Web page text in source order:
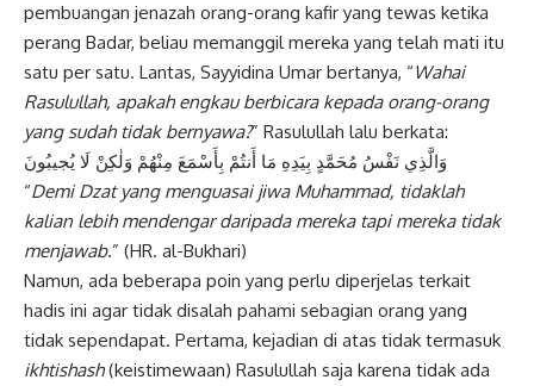
pembuangan jenazah orang-orang kafir yang tewas ketika
perang Badar, beliau memanggil mereka yang telah mati itu
satu per satu. Lantas, Sayyidina Umar bertanya, “Wahai
Rasulullah, apakah engkau berbicara kepada orang-orang
yang sudah tidak bernyawa?” Rasulullah lalu berkata:
وَالَّذِي نَفْسُ مُحَمَّدٍ بِيَدِهِ مَا أَنتُمْ بِأَسْمَعَ مِنْهُمْ وَلٰكِنْ لَا يُجيبُونَ
“Demi Dzat yang menguasai jiwa Muhammad, tidaklah
kalian lebih mendengar daripada mereka tapi mereka tidak
menjawab.” (HR. al-Bukhari)
Namun, ada beberapa poin yang perlu diperjelas terkait
hadis ini agar tidak disalah pahami sebagian orang yang
tidak sependapat. Pertama, kejadian di atas tidak termasuk
ikhtishash(keistimewaan) Rasulullah saja karena tidak ada